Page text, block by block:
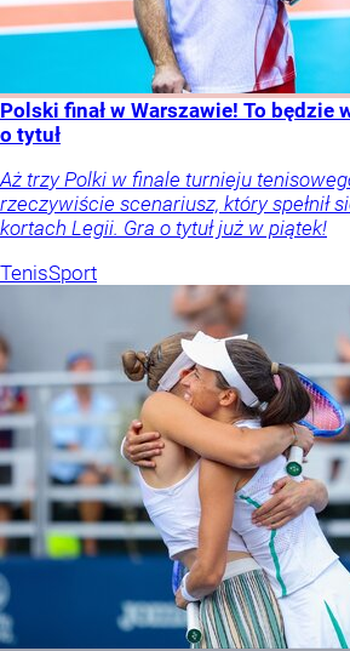
Polski finał w Warszawie! To będzie
o tytuł
Aż trzy Polki w finale turnieju
rzeczywiście scenariusz, który spełnił
kortach Legii. Gra o tytuł już w piątek!
TenisSport